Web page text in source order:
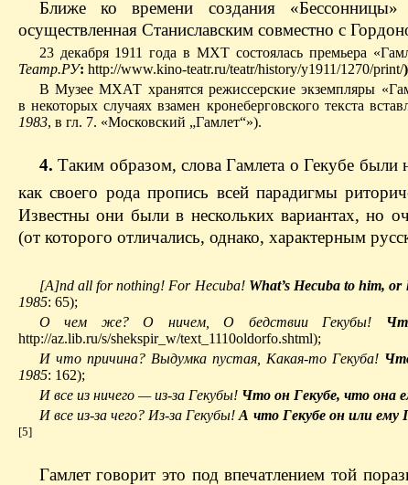
Ближе ко времени создания «Бессонницы»
осуществленная Станиславским совместно с
23 декабря 1911 года в МХТ состоялась премьера
Театр.РУ: http://www.kino-teatr.ru/teatr/history/y1911/1270/print/
В Музее МХАТ хранятся режиссерские экземпляры
в некоторых случаях взамен кронеберговского текста
1983, в гл. 7. «Московский „Гамлет“»).
4. Таким образом, слова Гамлета о Гекубе были
как своего рода пропись всей парадигмы
Известны они были в нескольких вариантах, но
(от которого отличались, однако, характерным
[A]nd all for nothing! For Hecuba! What’s Hecuba to him, or
1985: 65);
О чем же? О ничем, О бедствии Гекубы!
http://az.lib.ru/s/shekspir_w/text_1110oldorfo.shtml);
И что причина? Выдумка пустая, Какая-то Гекуба!
1985: 162);
И все из ничего — из-за Гекубы! Что он Гекубе, что она
И все из-за чего? Из-за Гекубы!А что Гекубе он или ему
[5]
Гамлет говорит это под впечатлением той